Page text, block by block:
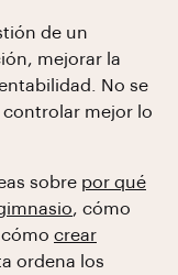
de un
mejorar la
No se
controlar mejor lo
sobre por qué
, cómo
crear
ordena los